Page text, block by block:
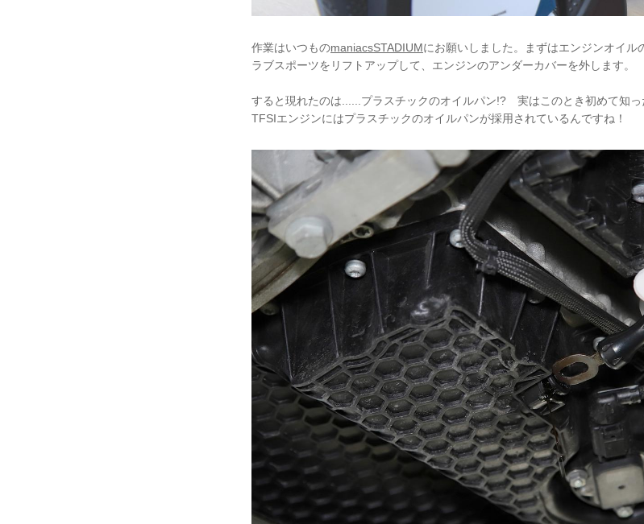
作業はいつものmaniacsSTADIUMにお願いしました。まずはエンジンオイル
ラブスポーツをリフトアップして、エンジンのアンダーカバーを外します。
すると現れたのは......プラスチックのオイルパン!? 実はこのとき初めて知
TFSIエンジンにはプラスチックのオイルパンが採用されているんですね！